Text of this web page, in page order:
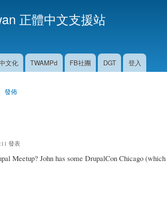
正體中文支援站
文化 TWAMPd FB社團 DGT 登入
發佈
發表
Meetup? John has some DrupalCon Chicago